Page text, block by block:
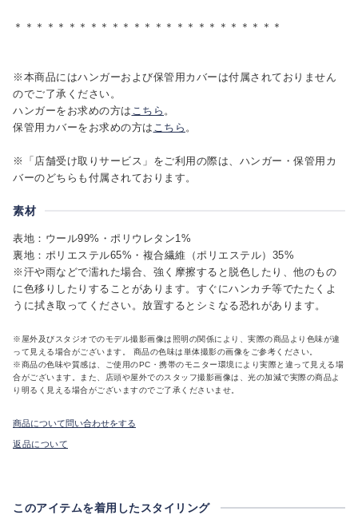
＊＊＊＊＊＊＊＊＊＊＊＊＊＊＊＊＊＊＊＊＊＊＊＊＊
※本商品にはハンガーおよび保管用カバーは付属されておりません
のでご了承ください。
ハンガーをお求めの方は こちら 。
保管用カバーをお求めの方は こちら 。
※「店舗受け取りサービス」をご利用の際は、ハンガー・保管用カ
バーのどちらも付属されております。
素材
表地：ウール99%・ポリウレタン1%
裏地：ポリエステル65%・複合繊維（ポリエステル）35%
※汗や雨などで濡れた場合、強く摩擦すると脱色したり、他のもの
に色移りしたりすることがあります。すぐにハンカチ等でたたくよ
うに拭き取ってください。放置するとシミなる恐れがあります。
※屋外及びスタジオでのモデル撮影画像は照明の関係により、実際の商品より色味が違
って見える場合がございます。 商品の色味は単体撮影の画像をご参考ください。
※商品の色味や質感は、ご使用のPC・携帯のモニター環境により実際と違って見える場
合がございます。また、店頭や屋外でのスタッフ撮影画像は、光の加減で実際の商品よ
り明るく見える場合がございますのでご了承くださいませ。
商品について問い合わせをする
返品について
このアイテムを着用したスタイリング